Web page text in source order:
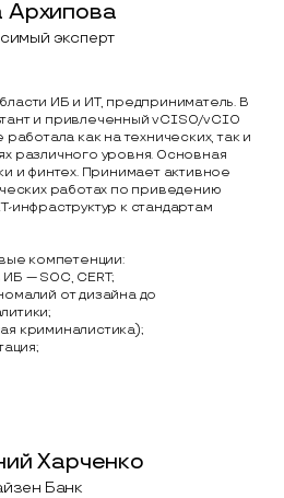
Архипова
эксперт
ИБ и ИТ, предприниматель. В
и привлеченный vCISO/vCIO
как на технических, так и
различного уровня. Основная
и финтех. Принимает активное
работах по приведению
инфраструктур к стандартам
компетенции:
— SOC, CERT;
от дизайна до
криминалистика);
Харченко
Банк